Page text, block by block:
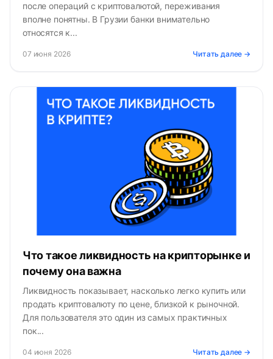
после операций с криптовалютой, переживания
вполне понятны. В Грузии банки внимательно
относятся к...
07 июня 2026 Читать далее →
Что такое ликвидность на крипторынке и
почему она важна
Ликвидность показывает, насколько легко купить или
продать криптовалюту по цене, близкой к рыночной.
Для пользователя это один из самых практичных
пок...
04 июня 2026 Читать далее →